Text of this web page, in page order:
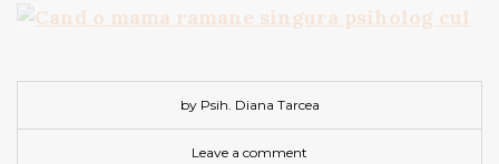
by Psih. Diana Tarcea
Leave a comment